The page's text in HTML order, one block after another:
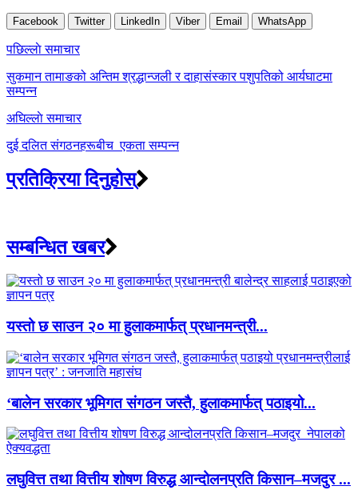
Facebook Twitter LinkedIn Viber Email WhatsApp
Post
navigation
पछिल्लाे समाचार
सुकमान तामाङको अन्तिम श्रद्धान्जली र दाहासंस्कार पशुपतिको आर्यघाटमा
सम्पन्न
अघिल्लाे समाचार
दुई दलित संगठनहरूबीच एकता सम्पन्न
प्रतिक्रिया दिनुहोस्
सम्बन्धित खबर
यस्तो छ साउन २० मा हुलाकमार्फत् प्रधानमन्त्री...
‘बालेन सरकार भूमिगत संगठन जस्तै, हुलाकमार्फत् पठाइयो...
लघुवित्त तथा वित्तीय शोषण विरुद्ध आन्दोलनप्रति किसान–मजदुर ...